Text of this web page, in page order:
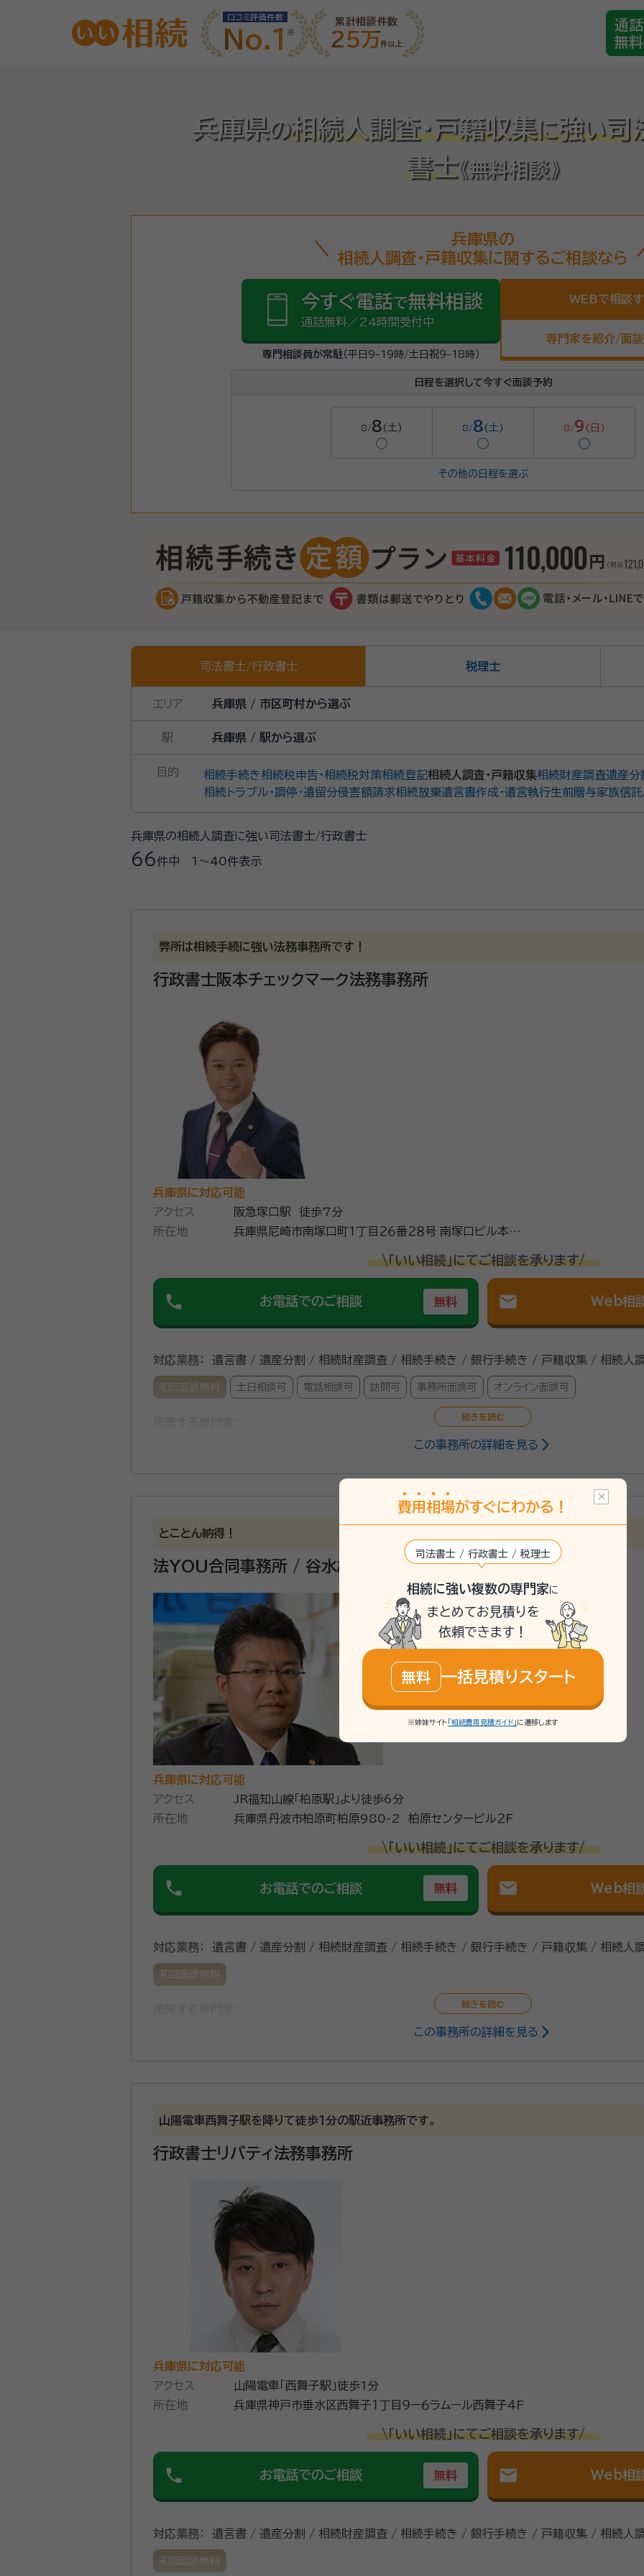
口コミ評価件数
No.1
累計相談件数
25万件以上
通話
無料
兵庫県の相続人調査・戸籍収集に強い司
書士《無料相談》
兵庫県の
相続人調査・戸籍収集に関するご相談なら
今すぐ電話で無料相談
通話無料／24時間受付中
専門相談員が常駐（平日9-19時/土日祝9-18時）
WEBで相談
専門家を紹介/面
日程を選択して今すぐ面談予約
8/8 (土)
◯
8/8(土)
◯
8/9 (日)
◯
その他の日程を選ぶ
司法書士/行政書士 税理士
エリア 兵庫県 / 市区町村から選ぶ
駅 兵庫県 / 駅から選ぶ
目的 相続手続き相続税申告・相続税対策相続登記相続人調査・戸籍収集相続財産調査遺産分
相続トラブル・調停・遺留分侵害額請求相続放棄遺言書作成・遺言執行生前贈与家族信託
兵庫県の相続人調査に強い司法書士/行政書士
66件中 1〜40件表示
弊所は相続手続に強い法務事務所です！
行政書士阪本チェックマーク法務事務所
兵庫県に対応可能
アクセス
阪急塚口駅 徒歩7分
所在地
兵庫県尼崎市南塚口町１丁目２６番２８号 南塚口ビル本館
\「いい相続」にてご相談を承ります/
phone お電話でのご相談 無料 mail Web相
対応業務： 遺言書 / 遺産分割 / 相続財産調査 / 相続手続き / 銀行手続き / 戸籍収集 / 相続人
初回面談無料 土日相談可 電話相談可 訪問可 事務所面談可 オンライン面談可
行政書士（登録番号12302119号）・宅建士
ストラン業務等のサービス業に従事 2008年12月 宅地建物取引主任者資格試験合格 2010年12月 司法
2012年 1月 行政書士試験合格 2012年 9月 司法書士事務所内で行政書士業務開始 2012年10月 入国
2014年 6月 あまがさき法務事務所に移転 2015年10月 NPO法人つなぐ会、副理事長に就任 2018年 8
務所に移転
弊所では、相続手続を始め、様々な案件に取り組んでおります。他士業との連携も取っており、
ることが可能です。皆様の日常生活に関する法律に関するお悩みを共に解決し、ご満足頂けるよう
ーに、お役立てさせて頂きたいと思っております。
資格等：
行政書士・宅建士
所属団体：兵庫県行政書士会
この事務所の詳細を見る
とことん納得！
法YOU合同事務所 / 谷水雄一行政書士事務所
兵庫県に対応可能
アクセス
JR福知山線「柏原駅」より徒歩6分
所在地
兵庫県丹波市柏原町柏原980-2 柏原センタービル２F
\「いい相続」にてご相談を承ります/
phone お電話でのご相談 無料 mail Web相
対応業務： 遺言書 / 遺産分割 / 相続財産調査 / 相続手続き / 銀行手続き / 戸籍収集 / 相続人
初回面談無料
資格等：行政書士
この事務所の詳細を見る
山陽電車西舞子駅を降りて徒歩１分の駅近事務所です。
行政書士リバティ法務事務所
兵庫県に対応可能
アクセス
山陽電車「西舞子駅」徒歩1分
所在地
兵庫県神戸市垂水区西舞子１丁目９ー６ラムール西舞子４F
\「いい相続」にてご相談を承ります/
phone お電話でのご相談 無料 mail Web相
対応業務： 遺言書 / 遺産分割 / 相続財産調査 / 相続手続き / 銀行手続き / 戸籍収集 / 相続人
初回面談無料
費用 相場がすぐにわかる！
司法書士 / 行政書士 / 税理士
相続に強い複数の専門家に
まとめてお見積りを
依頼できます！
無料 一括見積りスタート
※姉妹サイト 「相続費用見積ガイド」 に遷移します